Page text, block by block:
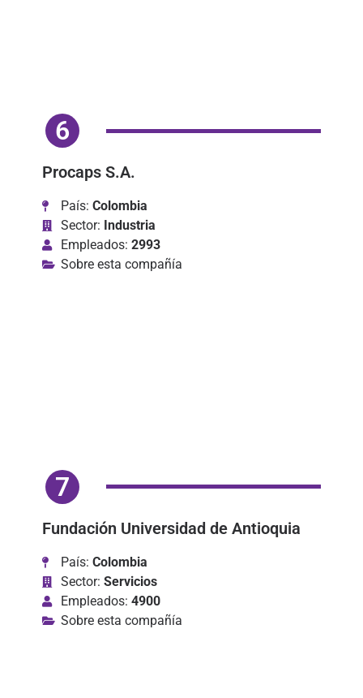
6
Procaps S.A.
País: Colombia
Sector: Industria
Empleados: 2993
Sobre esta compañía
7
Fundación Universidad de Antioquia
País: Colombia
Sector: Servicios
Empleados: 4900
Sobre esta compañía